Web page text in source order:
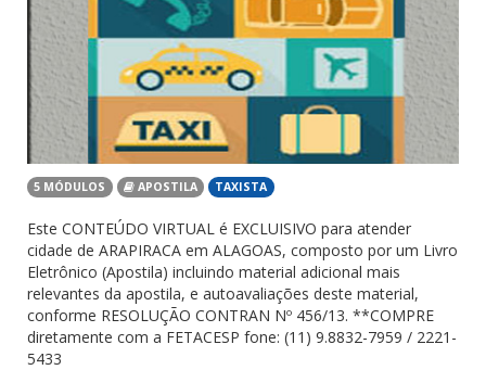
5 MÓDULOS APOSTILA TAXISTA
Este CONTEÚDO VIRTUAL é EXCLUISIVO para atender
cidade de ARAPIRACA em ALAGOAS, composto por um Livro
Eletrônico (Apostila) incluindo material adicional mais
relevantes da apostila, e autoavaliações deste material,
conforme RESOLUÇÃO CONTRAN Nº 456/13. **COMPRE
diretamente com a FETACESP fone: (11) 9.8832-7959 / 2221-
5433